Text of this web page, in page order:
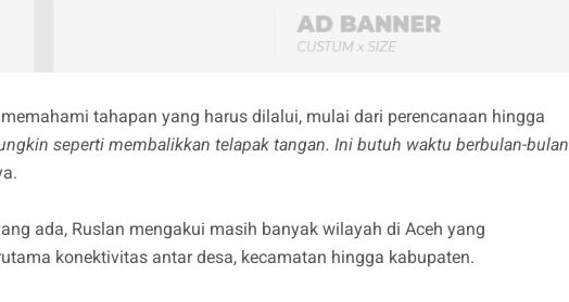
tahapan yang harus dilalui, mulai dari perencanaan hingga
seperti membalikkan telapak tangan. Ini butuh waktu berbulan-bulan
ada, Ruslan mengakui masih banyak wilayah di Aceh yang
konektivitas antar desa, kecamatan hingga kabupaten.